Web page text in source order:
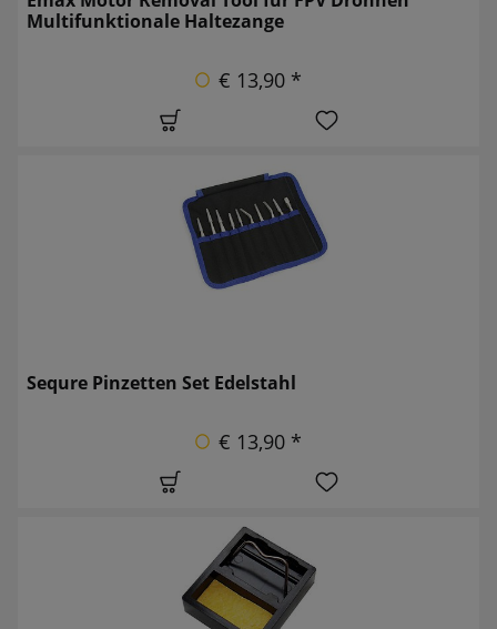
Multifunktionale Haltezange
€ 13,90 *
Sequre Pinzetten Set Edelstahl
€ 13,90 *